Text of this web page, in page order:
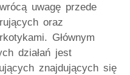
uwagę przede
oraz
Głównym
działań jest
znajdujących się